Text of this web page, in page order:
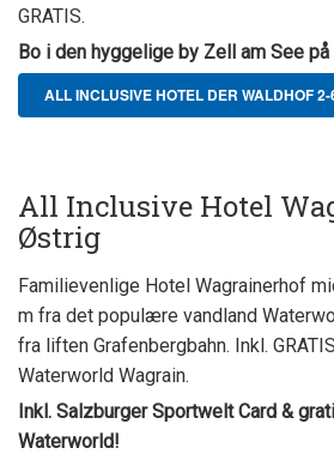
GRATIS.
Bo i den hyggelige by Zell am See
ALL INCLUSIVE HOTEL DER WALDHOF
All Inclusive Hotel
Østrig
Familievenlige Hotel Wagrainerhof
m fra det populære vandland
fra liften Grafenbergbahn. Inkl.
Waterworld Wagrain.
Inkl. Salzburger Sportwelt Card &
Waterworld!